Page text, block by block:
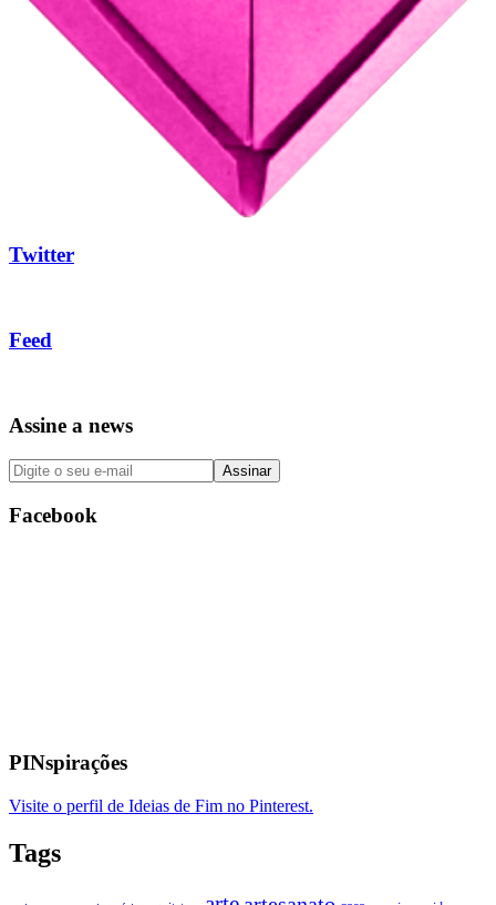
Twitter
Feed
Assine a news
Facebook
PINspirações
Visite o perfil de Ideias de Fim no Pinterest.
Tags